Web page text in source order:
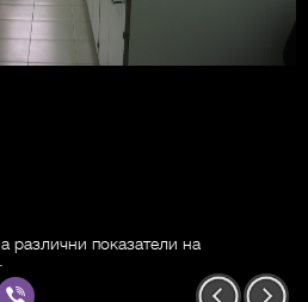
различни показатели на